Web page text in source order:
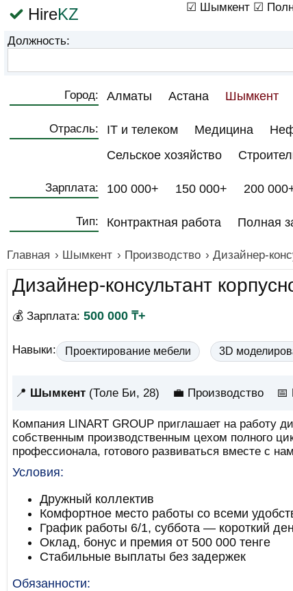
HireKZ ☑ Шымкент ☑
Должность:
Город: Алматы Астана Шымкент
Отрасль: IT и телеком Медицина
Сельское хозяйство
Зарплата: 100 000+ 150 000+ 200
Тип: Контрактная работа Полная
Главная › Шымкент › Производство › Дизайнер-
Дизайнер-консультант
💰 Зарплата: 500 000 ₸+
Навыки: Проектирование мебели 3D
📍 Шымкент(Толе Би, 28) 💼 Производство 📅
Компания LINART GROUP приглашает на работу
собственным производственным цехом полного
профессионала, готового развиваться вместе с
Условия:
Дружный коллектив
Комфортное место работы со всеми
График работы 6/1, суббота — короткий
Оклад, бонус и премия от 500 000 тенге
Стабильные выплаты без задержек
Обязанности: